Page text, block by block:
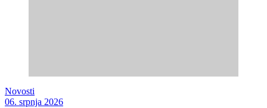
Novosti
06. srpnja 2026